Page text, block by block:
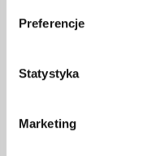
Preferencje
Statystyka
Marketing
4,55